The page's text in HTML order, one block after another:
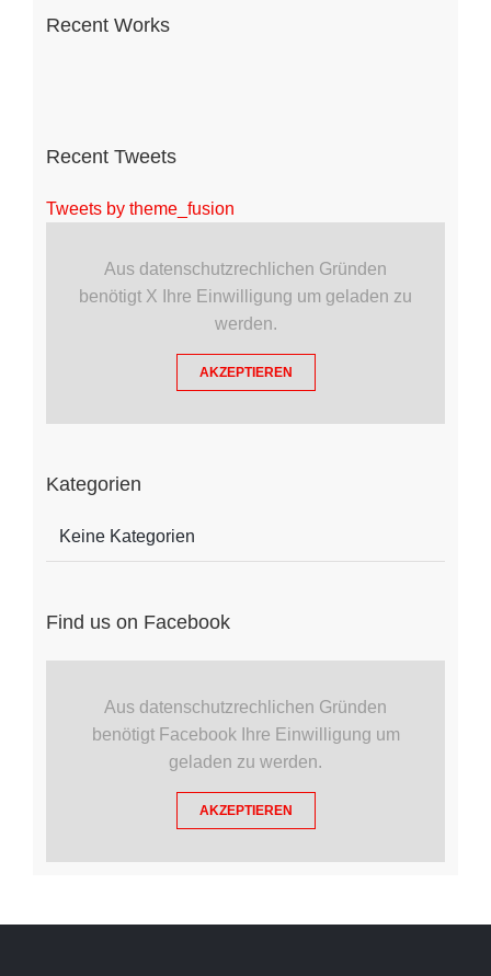
Recent Works
Recent Tweets
Tweets by theme_fusion
Aus datenschutzrechlichen Gründen
benötigt X Ihre Einwilligung um geladen zu
werden.
AKZEPTIEREN
Kategorien
Keine Kategorien
Find us on Facebook
Aus datenschutzrechlichen Gründen
benötigt Facebook Ihre Einwilligung um
geladen zu werden.
AKZEPTIEREN